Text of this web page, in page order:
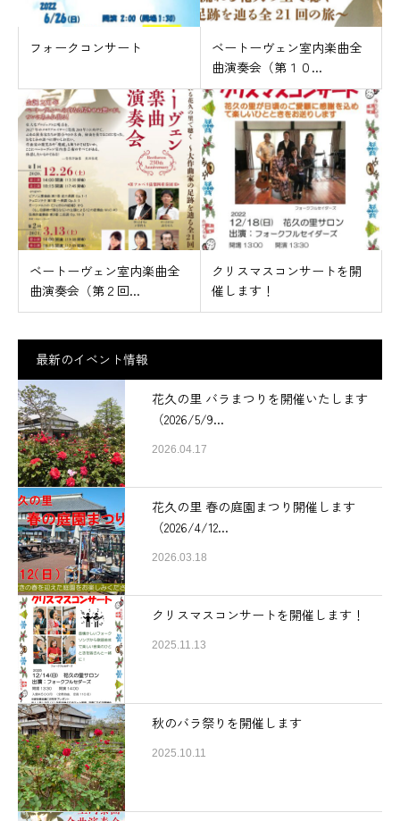
フォークコンサート
ベートーヴェン室内楽曲全
曲演奏会（第１０...
ベートーヴェン室内楽曲全
曲演奏会（第２回...
クリスマスコンサートを開
催します！
最新のイベント情報
花久の里 バラまつりを開催いたします
（2026/5/9...
2026.04.17
花久の里 春の庭園まつり開催します
（2026/4/12...
2026.03.18
クリスマスコンサートを開催します！
2025.11.13
秋のバラ祭りを開催します
2025.10.11